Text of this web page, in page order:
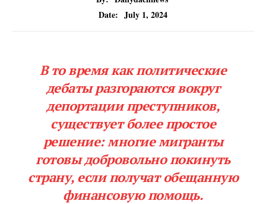
Date: July 1, 2024
В то время как политические
дебаты разгораются вокруг
депортации преступников,
существует более простое
решение: многие мигранты
готовы добровольно покинуть
страну, если получат обещанную
финансовую помощь.